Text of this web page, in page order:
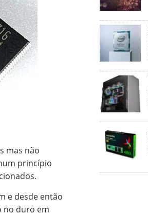
mas não
princípio
e desde então
no duro em